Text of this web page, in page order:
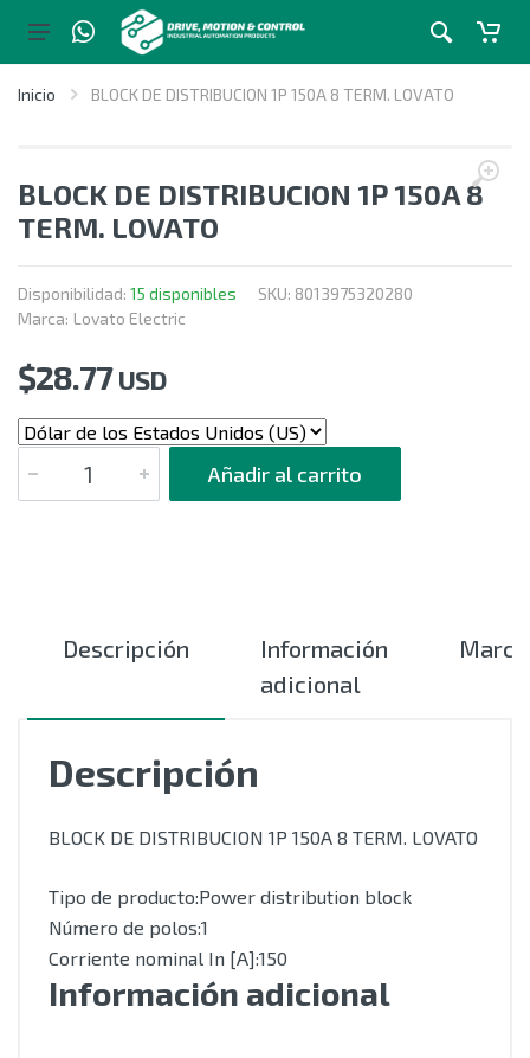
Inicio BLOCK DE DISTRIBUCION 1P 150A 8 TERM. LOVATO
BLOCK DE DISTRIBUCION 1P 150A 8
TERM. LOVATO
Disponibilidad: 15 disponibles SKU: 8013975320280
Marca: Lovato Electric
$28.77USD
CANTIDAD
Añadir al carrito
Descripción
Información
adicional
Marca
Descripción
BLOCK DE DISTRIBUCION 1P 150A 8 TERM. LOVATO
Tipo de producto:Power distribution block
Número de polos:1
Corriente nominal In [A]:150
Información adicional